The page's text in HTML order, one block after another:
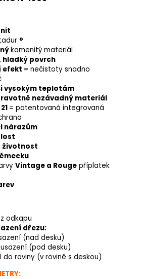
®
kamenitý materiál
hladký povrch
efekt = nečistoty snadno
vysokým teplotám
nezávadný materiál
= patentovaná integrovaná
nárazům
životnost
Vintage a Rouge příplatek
odkapu
dřezu:
(nad desku)
(pod desku)
do roviny (v rovině s deskou)